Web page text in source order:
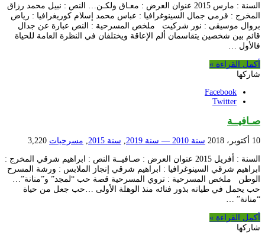
السنة : مارس 2015 عنوان العرض : معـاق ولكـن… النص : نبيل محمد رزاق
المخرج : قرمي جمال السينوغرافيا : عباس محمد إسلام كوريغرافيا : رياض
بروال موسيقى : نور شركيت ملخص المسرحية : النص عبارة عن جدال
قائم بين شخصين يتقاسمان ألم الإعاقة ويختلفان في النظرة العامة للحياة
فالأول …
أكمل القراءة »
شاركها
Facebook
Twitter
صـافيــة
10 أكتوبر، 2018 سنة 2010 — سنة 2019 , سنة 2015 , مسرحيات 3,220
السنة : أفريل 2015 عنوان العرض : صـافيــة النص : ابراهيم شرقي المخرج :
ابراهيم شرقي السينوغرافيا : ابراهيم شرقي إنجاز الملابس : ورشة المسرح
الوطن ملخص المسرحية : تروي المسرحية قصة حب “لمجد” و”منانة”…
حب يحمل في طياته بذور فنائه منذ الوهلة الأولى …حب جعل من حياة
“منانة” …
أكمل القراءة »
شاركها